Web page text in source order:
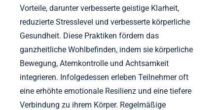
Vorteile, darunter verbesserte geistige Klarheit,
reduzierte Stresslevel und verbesserte körperliche
Gesundheit. Diese Praktiken fördern das
ganzheitliche Wohlbefinden, indem sie körperliche
Bewegung, Atemkontrolle und Achtsamkeit
integrieren. Infolgedessen erleben Teilnehmer oft
eine erhöhte emotionale Resilienz und eine tiefere
Verbindung zu ihrem Körper. Regelmäßige